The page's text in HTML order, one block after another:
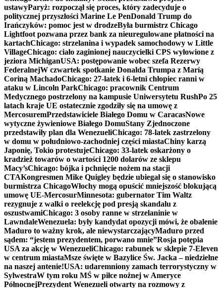
ustawyParyż: rozpoczął się proces, który zadecyduje o
politycznej przyszłości Marine Le PenDonald Trump do
Irańczyków: pomoc jest w drodzeByła burmistrz Chicago
Lightfoot pozwana przez bank za nieuregulowane płatności na
kartachChicago: strzelanina i wypadek samochodowy w Little
VillageChicago: ciało zaginionej nauczycielki CPS wyłowione z
jeziora MichiganUSA: postępowanie wobec szefa Rezerwy
FederalnejW czwartek spotkanie Donalda Trumpa z Maríą
Coriną MachadoChicago: 27-latek i 6-letni chłopiec ranni w
ataku w Lincoln ParkChicago: pracownik Centrum
Medycznego postrzelony na kampusie Uniwersytetu RushPo 25
latach kraje UE ostatecznie zgodziły się na umowę z
MercosuremPrzedstawiciele Białego Domu w CaracasNowe
wytyczne żywieniowe Białego DomuStany Zjednoczone
przedstawiły plan dla WenezueliChicago: 78-latek zastrzelony
w domu w południowo-zachodniej części miastaChiny karzą
Japonię, Tokio protestujeChicago: 33-latek oskarżony o
kradzież towarów o wartości 1200 dolarów ze sklepu
Macy’sChicago: bójka i pchnięcie nożem na stacji
CTAKongresmen Mike Quigley będzie ubiegał się o stanowisko
burmistrza ChicagoWłochy mogą opuścić mniejszość blokującą
umowę UE-MercosurMinnesota: gubernator Tim Waltz
rezygnuje z walki o reelekcję pod presją skandalu z
oszustwamiChicago: 3 osoby ranne w strzelaninie w
LawndaleWenezuela: były kandydat opozycji mówi, że obalenie
Maduro to ważny krok, ale niewystarczającyMaduro przed
sądem: “jestem prezydentem, porwano mnie”Rosja potępia
USA za akcję w WenezueliChicago: rabunek w sklepie 7-Eleven
w centrum miastaMsze święte w Bazylice Św. Jacka – niedzielne
na naszej antenie!USA: udaremniony zamach terrorystyczny w
SylwestraW tym roku MŚ w piłce nożnej w Ameryce
PółnocnejPrezydent Wenezueli otwarty na rozmowy z